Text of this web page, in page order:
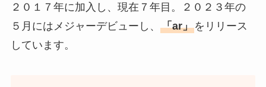
２０１７年に加入し、現在７年目。２０２３年の
５月にはメジャーデビューし、 「ar」をリリース
しています。